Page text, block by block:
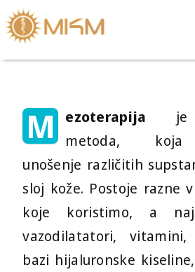
Skip
to
content
M ezoterapija je
metoda, koja
unošenje različitih
sloj kože. Postoje razne
koje koristimo, a
vazodilatatori,
bazi hijaluronske